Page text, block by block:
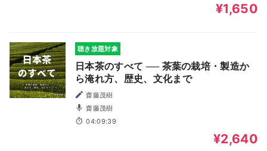
¥1,650
聴き放題対象
日本茶のすべて ── 茶葉の栽培・製造か
ら淹れ方、歴史、文化まで
齋藤茂樹
齋藤茂樹
04:09:39
¥2,640